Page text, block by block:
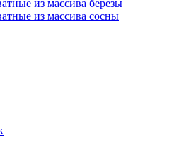
из массива березы
из массива сосны